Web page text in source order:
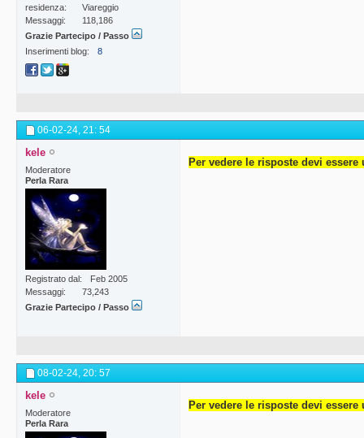
residenza
Viareggio
Messaggi
118,186
Grazie Partecipo / Passo
Inserimenti blog
8
06-02-24, 21: 54
kele
Moderatore
Perla Rara
Registrato dal
Feb 2005
Messaggi
73,243
Grazie Partecipo / Passo
Per vedere le risposte devi essere
08-02-24, 20: 57
kele
Moderatore
Perla Rara
Per vedere le risposte devi